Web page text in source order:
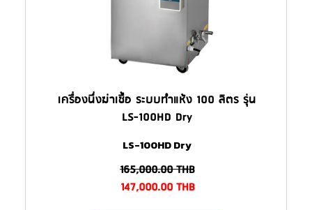
เครื่องนึ่งฆ่าเชื้อ ระบบทำแห้ง 100 ลิตร รุ่น
LS-100HD Dry
LS-100HD Dry
165,000.00THB
147,000.00THB